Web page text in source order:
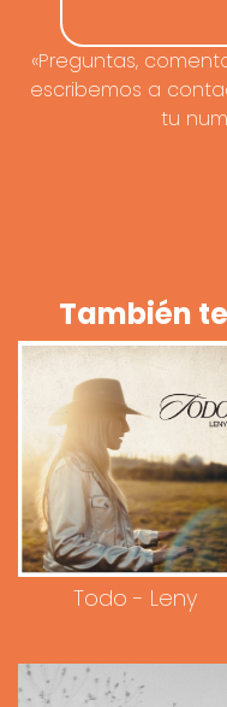
«Preguntas,
escribemos a
tu
También
Todo - Leny